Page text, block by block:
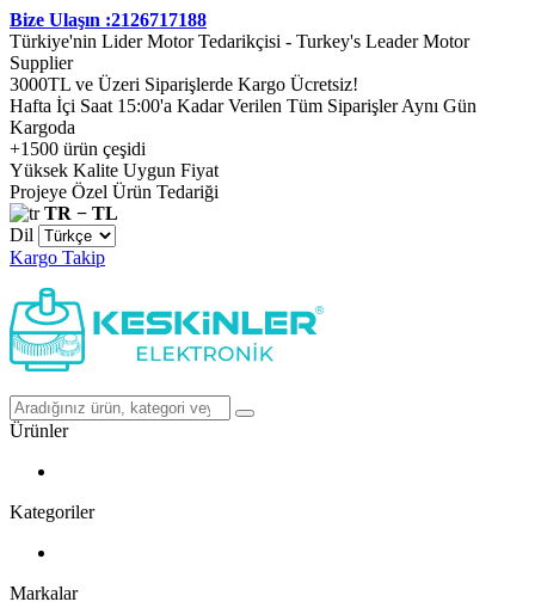
Bize Ulaşın :2126717188
Türkiye'nin Lider Motor Tedarikçisi - Turkey's Leader Motor
Supplier
3000TL ve Üzeri Siparişlerde Kargo Ücretsiz!
Hafta İçi Saat 15:00'a Kadar Verilen Tüm Siparişler Aynı Gün
Kargoda
+1500 ürün çeşidi
Yüksek Kalite Uygun Fiyat
Projeye Özel Ürün Tedariği
TR − TL
Dil
Kargo Takip
Ürünler
Kategoriler
Markalar